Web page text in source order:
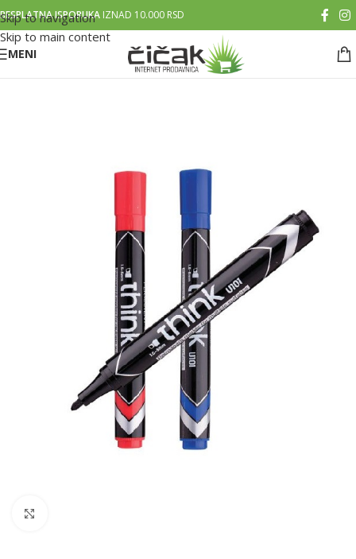
Skip to navigation
Skip to main content
BESPLATNA ISPORUKA IZNAD 10.000 RSD
MENI